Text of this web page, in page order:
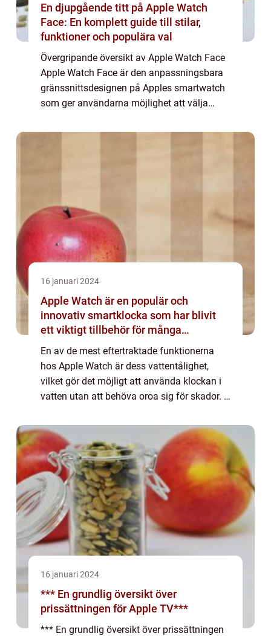
En djupgående titt på Apple Watch
Face: En komplett guide till stilar,
funktioner och populära val
Övergripande översikt av Apple Watch Face
Apple Watch Face är den anpassningsbara
gränssnittsdesignen på Apples smartwatch
som ger användarna möjlighet att välja
att anpassa sin klocka efter sina person...
16 januari 2024
Apple Watch är en populär och
innovativ smartklocka som har blivit
ett viktigt tillbehör för många
privatpersoner
En av de mest eftertraktade funktionerna
hos Apple Watch är dess vattentålighet,
vilket gör det möjligt att använda klockan i
vatten utan att behöva oroa sig för skador. I
djupgående och högkvalitativ översikt över
A...
16 januari 2024
*** En grundlig översikt över
prissättningen för Apple TV***
*** En grundlig översikt över prissättningen